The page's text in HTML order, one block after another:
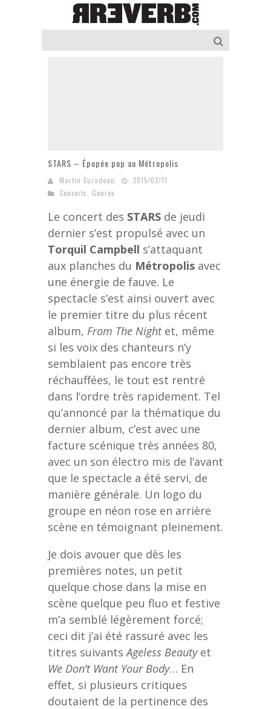
STARS – Épopée pop au Métropolis
Martin Curadeau
2015/02/11
Concerts
Genres
Le concert des STARS de jeudi
dernier s’est propulsé avec un
Torquil Campbell s’attaquant
aux planches du Métropolis avec
une énergie de fauve. Le
spectacle s’est ainsi ouvert avec
le premier titre du plus récent
album, From The Nightet, même
si les voix des chanteurs n’y
semblaient pas encore très
réchauffées, le tout est rentré
dans l’ordre très rapidement. Tel
qu’annoncé par la thématique du
dernier album, c’est avec une
facture scénique très années 80,
avec un son électro mis de l’avant
que le spectacle a été servi, de
manière générale. Un logo du
groupe en néon rose en arrière
scène en témoignant pleinement.
Je dois avouer que dès les
premières notes, un petit
quelque chose dans la mise en
scène quelque peu fluo et festive
m’a semblé légèrement forcé;
ceci dit j’ai été rassuré avec les
titres suivantsAgeless Beautyet
We Don’t Want Your Body… En
effet, si plusieurs critiques
doutaient de la pertinence des